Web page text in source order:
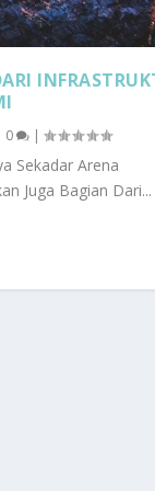
0 |
Sekadar Arena
Juga Bagian Dari...